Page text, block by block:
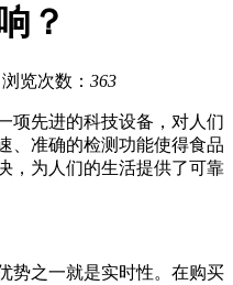
？
览次数： 363
项先进的科技设备，对人们
、准确的检测功能使得食品
，为人们的生活提供了可靠
之一就是实时性。在购买